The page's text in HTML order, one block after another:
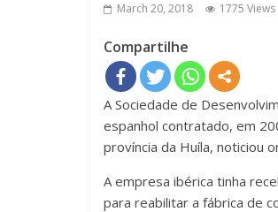
March 20, 2018 1775 Views
Compartilhe
A Sociedade de
espanhol contratado, em
província da Huíla, noticiou
A empresa ibérica tinha
para reabilitar a fábrica de